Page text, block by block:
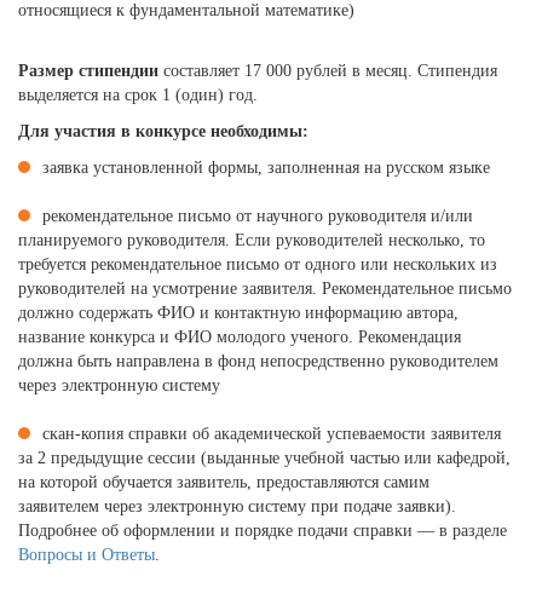
относящиеся к фундаментальной математике)
Размер стипендии составляет 17 000 рублей в месяц. Стипендия
выделяется на срок 1 (один) год.
Для участия в конкурсе необходимы:
заявка установленной формы, заполненная на русском языке
рекомендательное письмо от научного руководителя и/или
планируемого руководителя. Если руководителей несколько, то
требуется рекомендательное письмо от одного или нескольких из
руководителей на усмотрение заявителя. Рекомендательное письмо
должно содержать ФИО и контактную информацию автора,
название конкурса и ФИО молодого ученого. Рекомендация
должна быть направлена в фонд непосредственно руководителем
через электронную систему
скан-копия справки об академической успеваемости заявителя
за 2 предыдущие сессии (выданные учебной частью или кафедрой,
на которой обучается заявитель, предоставляются самим
заявителем через электронную систему при подаче заявки).
Подробнее об оформлении и порядке подачи справки — в разделе
Вопросы и Ответы.